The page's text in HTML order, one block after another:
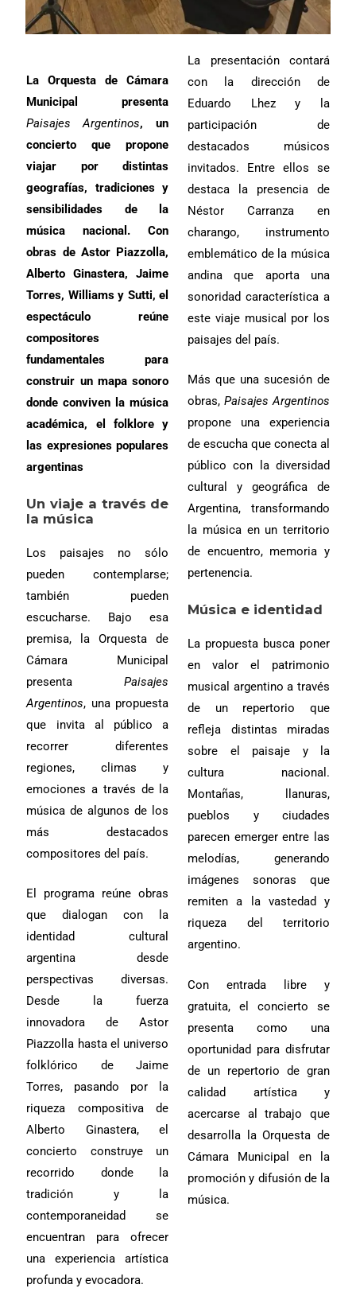
La Orquesta de Cámara
Municipal presenta
Paisajes Argentinos, un
concierto que propone
viajar por distintas
geografías, tradiciones y
sensibilidades de la
música nacional. Con
obras de Astor Piazzolla,
Alberto Ginastera, Jaime
Torres, Williams y Sutti, el
espectáculo reúne
compositores
fundamentales para
construir un mapa sonoro
donde conviven la música
académica, el folklore y
las expresiones populares
argentinas
Un viaje a través de
la música
Los paisajes no sólo
pueden contemplarse;
también pueden
escucharse. Bajo esa
premisa, la Orquesta de
Cámara Municipal
presentaPaisajes
Argentinos, una propuesta
que invita al público a
recorrer diferentes
regiones, climas y
emociones a través de la
música de algunos de los
más destacados
compositores del país.
El programa reúne obras
que dialogan con la
identidad cultural
argentina desde
perspectivas diversas.
Desde la fuerza
innovadora de Astor
Piazzolla hasta el universo
folklórico de Jaime
Torres, pasando por la
riqueza compositiva de
Alberto Ginastera, el
concierto construye un
recorrido donde la
tradición y la
contemporaneidad se
encuentran para ofrecer
una experiencia artística
profunda y evocadora.
La presentación contará
con la dirección de
Eduardo Lhez y la
participación de
destacados músicos
invitados. Entre ellos se
destaca la presencia de
Néstor Carranza en
charango, instrumento
emblemático de la música
andina que aporta una
sonoridad característica a
este viaje musical por los
paisajes del país.
Más que una sucesión de
obras, Paisajes Argentinos
propone una experiencia
de escucha que conecta al
público con la diversidad
cultural y geográfica de
Argentina, transformando
la música en un territorio
de encuentro, memoria y
pertenencia.
Música e identidad
La propuesta busca poner
en valor el patrimonio
musical argentino a través
de un repertorio que
refleja distintas miradas
sobre el paisaje y la
cultura nacional.
Montañas, llanuras,
pueblos y ciudades
parecen emerger entre las
melodías, generando
imágenes sonoras que
remiten a la vastedad y
riqueza del territorio
argentino.
Con entrada libre y
gratuita, el concierto se
presenta como una
oportunidad para disfrutar
de un repertorio de gran
calidad artística y
acercarse al trabajo que
desarrolla la Orquesta de
Cámara Municipal en la
promoción y difusión de la
música.